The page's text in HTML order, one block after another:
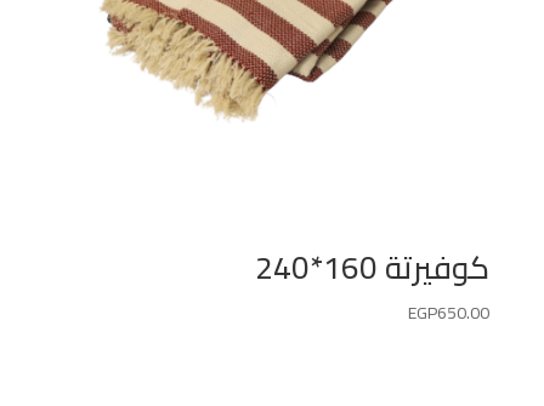
كوفيرتة 160*240
EGP650.00